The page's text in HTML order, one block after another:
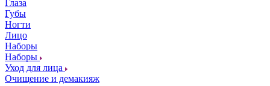
Глаза
Губы
Ногти
Лицо
Наборы
Наборы
Уход для лица
Очищение и демакияж